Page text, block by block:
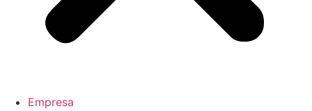
Empresa